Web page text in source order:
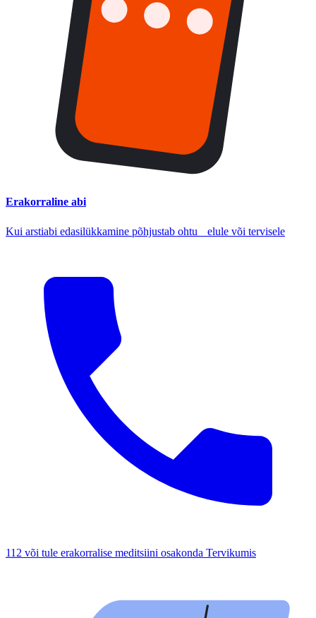
Erakorraline abi
Kui arstiabi edasilükkamine põhjustab ohtu elule või tervisele
112 või tule erakorralise meditsiini osakonda Tervikumis